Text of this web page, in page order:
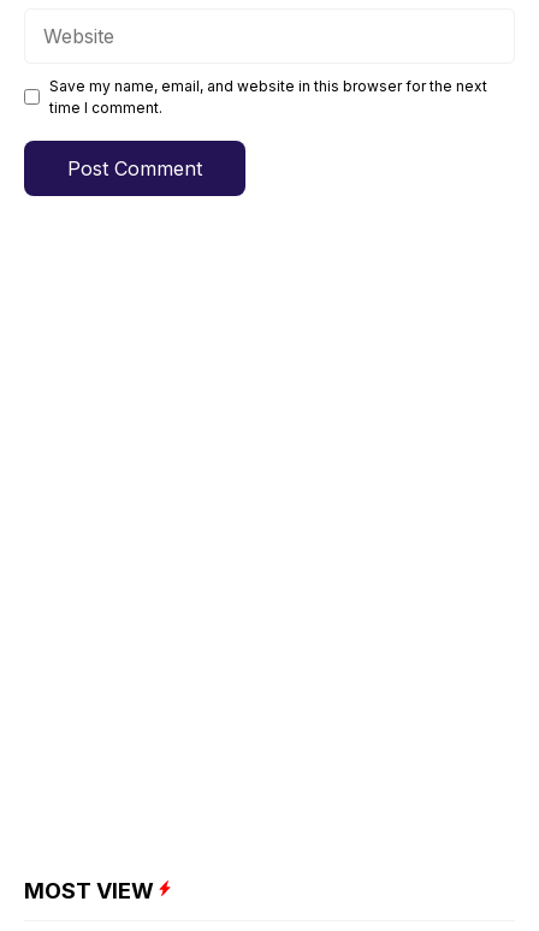
Save my name, email, and website in this browser for the next
time I comment.
MOST VIEW